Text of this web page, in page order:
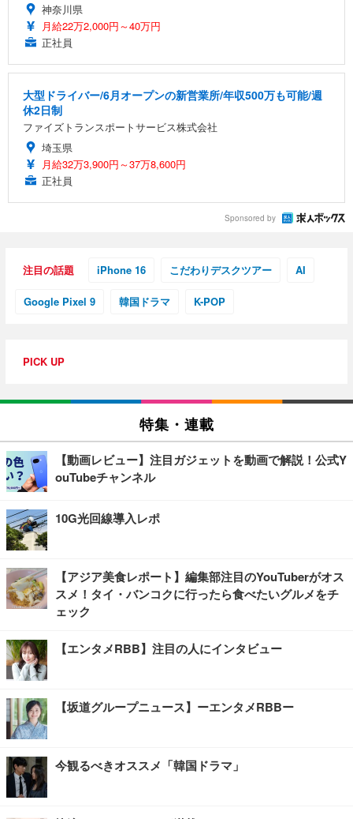
神奈川県
月給22万2,000円～40万円
正社員
大型ドライバー/6月オープンの新営業所/年収500万も可能/週
休2日制
ファイズトランスポートサービス株式会社
埼玉県
月給32万3,900円～37万8,600円
正社員
Sponsored by
注目の話題 iPhone 16 こだわりデスクツアー AI
Google Pixel 9 韓国ドラマ K-POP
PICK UP
特集・連載
【動画レビュー】注目ガジェットを動画で解説！公式Y
ouTubeチャンネル
10G光回線導入レポ
【アジア美食レポート】編集部注目のYouTuberがオス
スメ！タイ・バンコクに行ったら食べたいグルメをチ
ェック
【エンタメRBB】注目の人にインタビュー
【坂道グループニュース】ーエンタメRBBー
今観るべきオススメ「韓国ドラマ」